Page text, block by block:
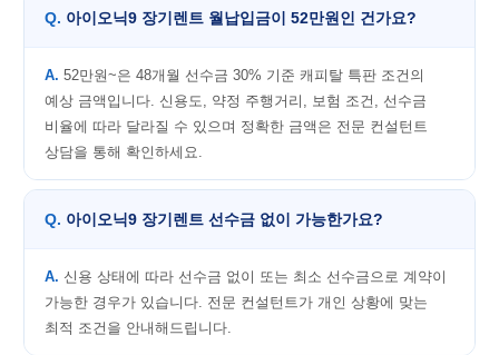
아이오닉9 장기렌트 월납입금이 52만원인 건가요?
52만원~은 48개월 선수금 30% 기준 캐피탈 특판 조건의
예상 금액입니다. 신용도, 약정 주행거리, 보험 조건, 선수금
비율에 따라 달라질 수 있으며 정확한 금액은 전문 컨설턴트
상담을 통해 확인하세요.
아이오닉9 장기렌트 선수금 없이 가능한가요?
신용 상태에 따라 선수금 없이 또는 최소 선수금으로 계약이
가능한 경우가 있습니다. 전문 컨설턴트가 개인 상황에 맞는
최적 조건을 안내해드립니다.